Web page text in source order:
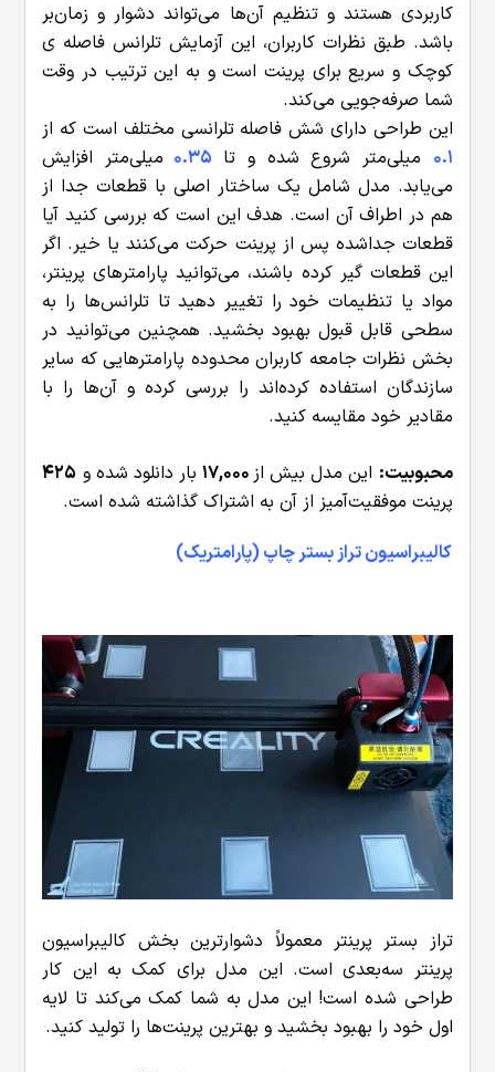
کاربردی هستند و تنظیم آن‌ها می‌تواند دشوار و زمان‌بر
باشد. طبق نظرات کاربران، این آزمایش تلرانس فاصله ی
کوچک و سریع برای پرینت است و به این ترتیب در وقت
شما صرفه‌جویی می‌کند.
این طراحی دارای شش فاصله تلرانسی مختلف است که از
0.1 میلی‌متر شروع شده و تا 0.35 میلی‌متر افزایش
می‌یابد. مدل شامل یک ساختار اصلی با قطعات جدا از
هم در اطراف آن است. هدف این است که بررسی کنید آیا
قطعات جداشده پس از پرینت حرکت می‌کنند یا خیر. اگر
این قطعات گیر کرده باشند، می‌توانید پارامترهای پرینتر،
مواد یا تنظیمات خود را تغییر دهید تا تلرانس‌ها را به
سطحی قابل قبول بهبود بخشید. همچنین می‌توانید در
بخش نظرات جامعه کاربران محدوده پارامترهایی که سایر
سازندگان استفاده کرده‌اند را بررسی کرده و آن‌ها را با
مقادیر خود مقایسه کنید.
محبوبیت: این مدل بیش از بار دانلود شده و 425
پرینت موفقیت‌آمیز از آن به اشتراک گذاشته شده است.
کالیبراسیون تراز بستر چاپ (پارامتریک)
تراز بستر پرینتر معمولاً دشوارترین بخش کالیبراسیون
پرینتر سه‌بعدی است. این مدل برای کمک به این کار
طراحی شده است! این مدل به شما کمک می‌کند تا لایه
اول خود را بهبود بخشید و بهترین پرینت‌ها را تولید کنید.